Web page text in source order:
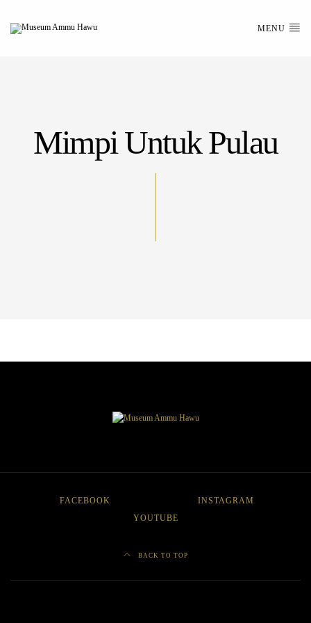
MENU
Mimpi Untuk Pulau
FACEBOOK
INSTAGRAM
YOUTUBE
BACK TO TOP